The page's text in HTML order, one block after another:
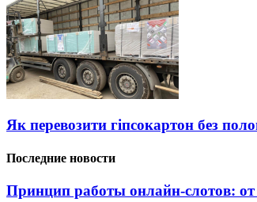
Як перевозити гіпсокартон без
Последние новости
Принцип работы онлайн-слотов: